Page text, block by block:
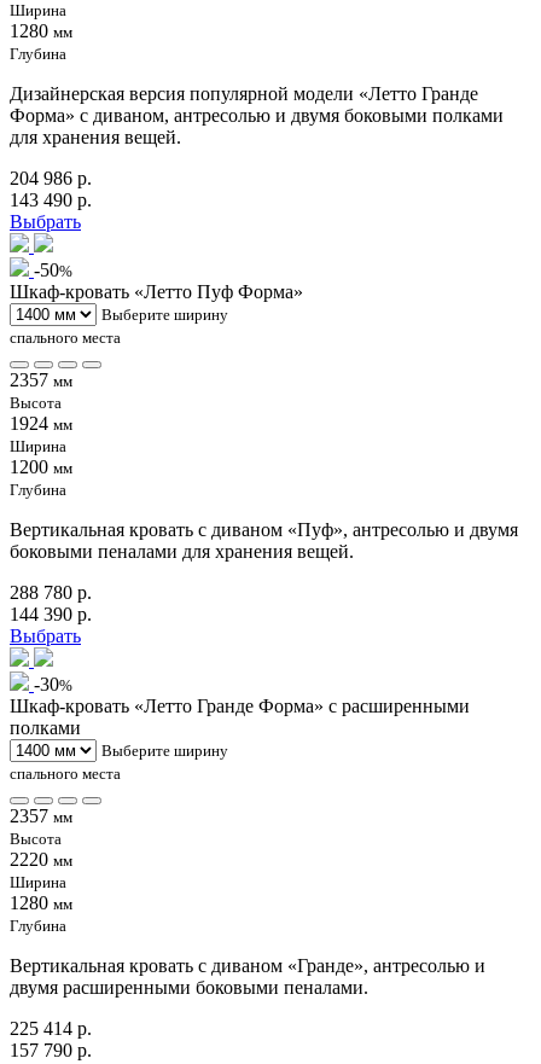
Ширина
1280 мм
Глубина
Дизайнерская версия популярной модели «Летто Гранде
Форма» с диваном, антресолью и двумя боковыми полками
для хранения вещей.
204 986 р.
143 490 р.
Выбрать
-50%
Шкаф-кровать «Летто Пуф Форма»
Выберите ширину
спального места
2357 мм
Высота
1924 мм
Ширина
1200 мм
Глубина
Вертикальная кровать с диваном «Пуф», антресолью и двумя
боковыми пеналами для хранения вещей.
288 780 р.
144 390 р.
Выбрать
-30%
Шкаф-кровать «Летто Гранде Форма» с расширенными
полками
Выберите ширину
спального места
2357 мм
Высота
2220 мм
Ширина
1280 мм
Глубина
Вертикальная кровать с диваном «Гранде», антресолью и
двумя расширенными боковыми пеналами.
225 414 р.
157 790 р.